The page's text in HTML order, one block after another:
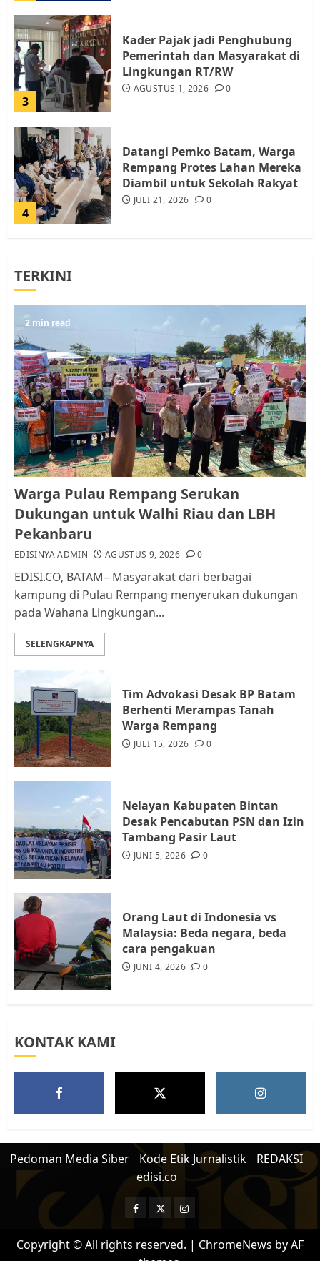
3
Kader Pajak jadi Penghubung
Pemerintah dan Masyarakat di
Lingkungan RT/RW
AGUSTUS 1, 2026 0
4
Datangi Pemko Batam, Warga
Rempang Protes Lahan Mereka
Diambil untuk Sekolah Rakyat
JULI 21, 2026 0
5
Resahkan Warga
JULI 17, 2026 0
1
Warga Pulau Rempang Serukan
Dukungan untuk Walhi Riau
dan LBH Pekanbaru
AGUSTUS 9, 2026 0
2
Pemko Batam Tegaskan RT dan
RW bukan Petugas Pendataan
dan Pemungutan Pajak
3
Kader Pajak jadi Penghubung
Pemerintah dan Masyarakat di
4
Datangi Pemko Batam, Warga
Rempang Protes Lahan Mereka
Diambil untuk Sekolah Rakyat
5
Warga Rempang Ajukan
Audiensi dengan Wali Kota
Batam, Soroti Aktivitas yang
Resahkan Warga
TERKINI
2 min read
Warga Pulau Rempang Serukan
Dukungan untuk Walhi Riau dan LBH
Pekanbaru
EDISINYA ADMIN AGUSTUS 9, 2026 0
EDISI.CO, BATAM– Masyarakat dari berbagai
kampung di Pulau Rempang menyerukan dukungan
pada Wahana Lingkungan...
SELENGKAPNYA
Tim Advokasi Desak BP Batam
Berhenti Merampas Tanah
Warga Rempang
JULI 15, 2026 0
Nelayan Kabupaten Bintan
Desak Pencabutan PSN dan Izin
Tambang Pasir Laut
JUNI 5, 2026 0
Orang Laut di Indonesia vs
Malaysia: Beda negara, beda
cara pengakuan
JUNI 4, 2026 0
KONTAK KAMI
Pedoman Media Siber Kode Etik Jurnalistik
REDAKSI
edisi.co
Facebook
TwitterInstagram
Copyright © All rights reserved. | ChromeNews by AF